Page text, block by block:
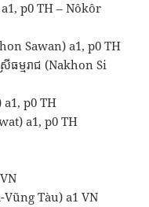
p0 TH – Nôkôr
Sawan) a1, p0 TH
ម្មរាជ (Nakhon Si
p0 TH
a1, p0 TH
Vũng Tàu) a1 VN